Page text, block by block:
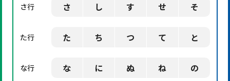
さ行 さ し す せ そ
た行 た ち つ て と
な行 な に ぬ ね の